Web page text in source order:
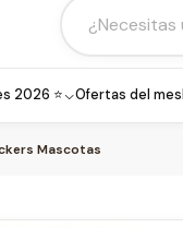
2026 ⭐ Ofertas del mes
Mascotas